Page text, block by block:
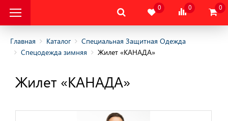
0 0 0
Главная Каталог
Специальная Защитная Одежда
Спецодежда зимняя
Жилет «КАНАДА»
Жилет «КАНАДА»